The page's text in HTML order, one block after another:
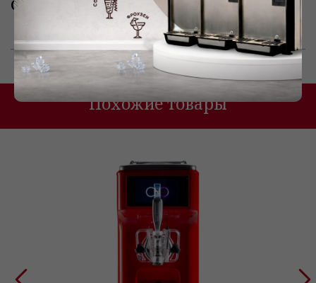
Объём циллиндра:
1,7 л
Похожие товары